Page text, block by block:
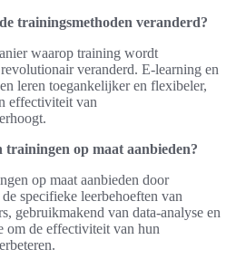
trainingsmethoden veranderd?
waarop training wordt
veranderd. E-learning en
leren toegankelijker en flexibeler,
effectiviteit van
op maat aanbieden?
op maat aanbieden door
specifieke leerbehoeften van
gebruikmakend van data-analyse en
om de effectiviteit van hun